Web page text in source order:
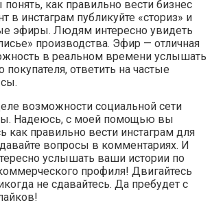
как правильно вести бизнес
в инстаграм публикуйте «сториз» и
эфиры. Людям интересно увидеть
производства. Эфир — отличная
в реальном времени услышать
покупателя, ответить на частые
возможности социальной сети
Надеюсь, с моей помощью вы
как правильно вести инстаграм для
вопросы в комментариях. И
услышать ваши истории по
профиля! Двигайтесь
не сдавайтесь. Да пребудет с